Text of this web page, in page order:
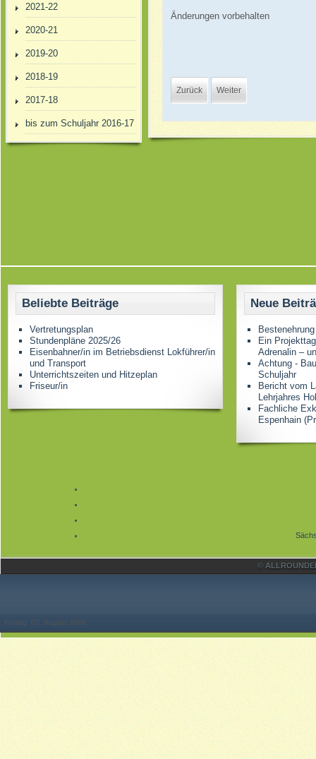
2021-22
2020-21
2019-20
2018-19
2017-18
bis zum Schuljahr 2016-17
Änderungen vorbehalten
Zurück Weiter
Beliebte Beiträge
Vertretungsplan
Stundenpläne 2025/26
Eisenbahner/in im Betriebsdienst Lokführer/in
und Transport
Unterrichtszeiten und Hitzeplan
Friseur/in
Neue
Ein
Adrenalin –
Achtung -
Schuljahr
Bericht vom
Lehrjahres
Fachliche
Espenhain
©
Freitag, 07. August 2026